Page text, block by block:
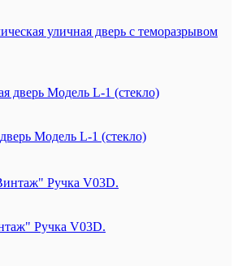
уличная дверь с теморазрывом
Модель L-1 (стекло)
Ручка V03D.